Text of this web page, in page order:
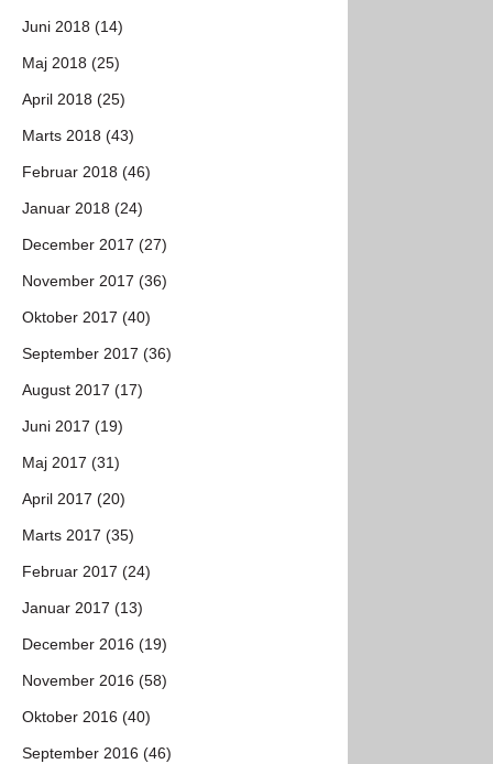
Juni 2018 (14)
Maj 2018 (25)
April 2018 (25)
Marts 2018 (43)
Februar 2018 (46)
Januar 2018 (24)
December 2017 (27)
November 2017 (36)
Oktober 2017 (40)
September 2017 (36)
August 2017 (17)
Juni 2017 (19)
Maj 2017 (31)
April 2017 (20)
Marts 2017 (35)
Februar 2017 (24)
Januar 2017 (13)
December 2016 (19)
November 2016 (58)
Oktober 2016 (40)
September 2016 (46)